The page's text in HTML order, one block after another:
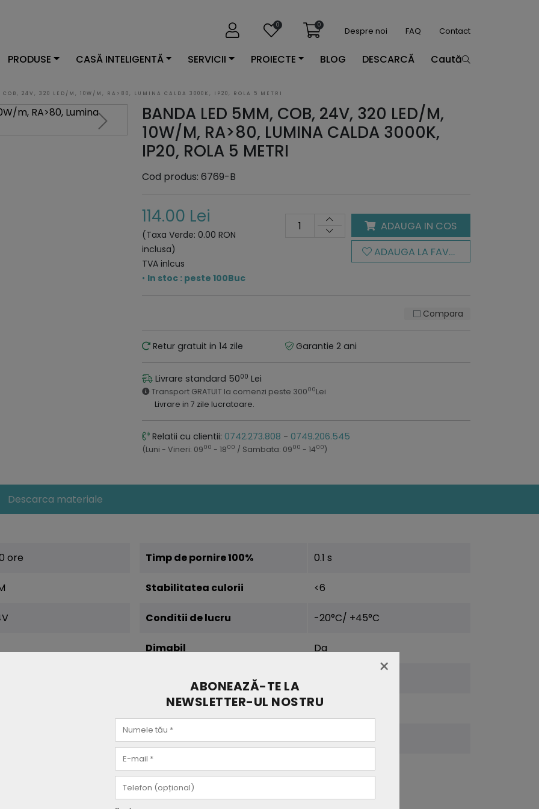
0 0
Despre noi FAQ Contact
PRODUSE CASĂ INTELIGENTĂ SERVICII PROIECTE BLOG DESCARCĂ Caută
COB, 24V, 320 LED/M, 10W/M, RA>80, LUMINA CALDA 3000K, IP20, ROLA 5 METRI
BANDA LED 5MM, COB, 24V, 320 LED/M,
10W/M, RA>80, LUMINA CALDA 3000K,
IP20, ROLA 5 METRI
Cod produs: 6769-B
114.00 Lei
(Taxa Verde: 0.00 RON
inclusa)
TVA inlcus
• In stoc : peste 100Buc
ADAUGA IN COS
ADAUGA LA FAVORITE
Compara
Retur gratuit in 14 zile Garantie 2 ani
Livrare standard 5000 Lei
Transport GRATUIT la comenzi peste 30000Lei
Livrare in 7 zile lucratoare.
Relatii cu clientii: 0742.273.808 - 0749.206.545
(Luni - Vineri: 0900 - 1800 / Sambata: 0900 - 1400)
Descarca materiale
ore Timp de pornire 100% 0.1 s
Stabilitatea culorii <6
Conditii de lucru -20°C/ +45°C
Dimabil Da
Lungime 5 m
Clasa energetica F
Garantie 2 ani
×
ABONEAZĂ-TE LA
NEWSLETTER-UL NOSTRU